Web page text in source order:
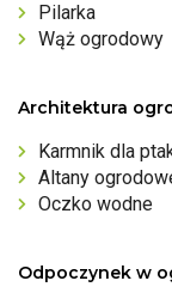
Pilarka
Wąż ogrodowy
Architektura
Karmnik dla
Altany
Oczko wodne
Odpoczynek w